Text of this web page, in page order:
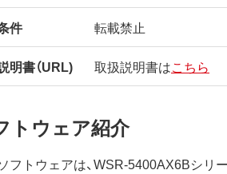
件 転載禁止
明書（URL) 取扱説明書はこちら
トウェア紹介
フトウェアは、WSR-5400AX6Bシリ